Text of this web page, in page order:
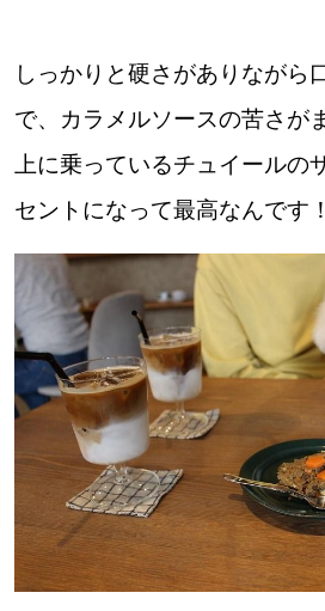
道央
KEYWORD キーワード
【いろんな価値観や生き方に触れ
Sitakke編集部 IKU
【暮らしの知恵を身につけたい】
【まったり楽しみたい】 札
【札幌のお気に入りを見つけたい
【道央のお気に入りを見つけたい
しっかりと硬さがありながら
で、カラメルソースの苦さが
上に乗っているチュイールの
セントになって最高なんです！